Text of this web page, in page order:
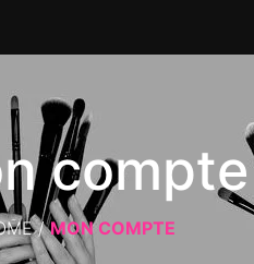
compte
/ MON COMPTE